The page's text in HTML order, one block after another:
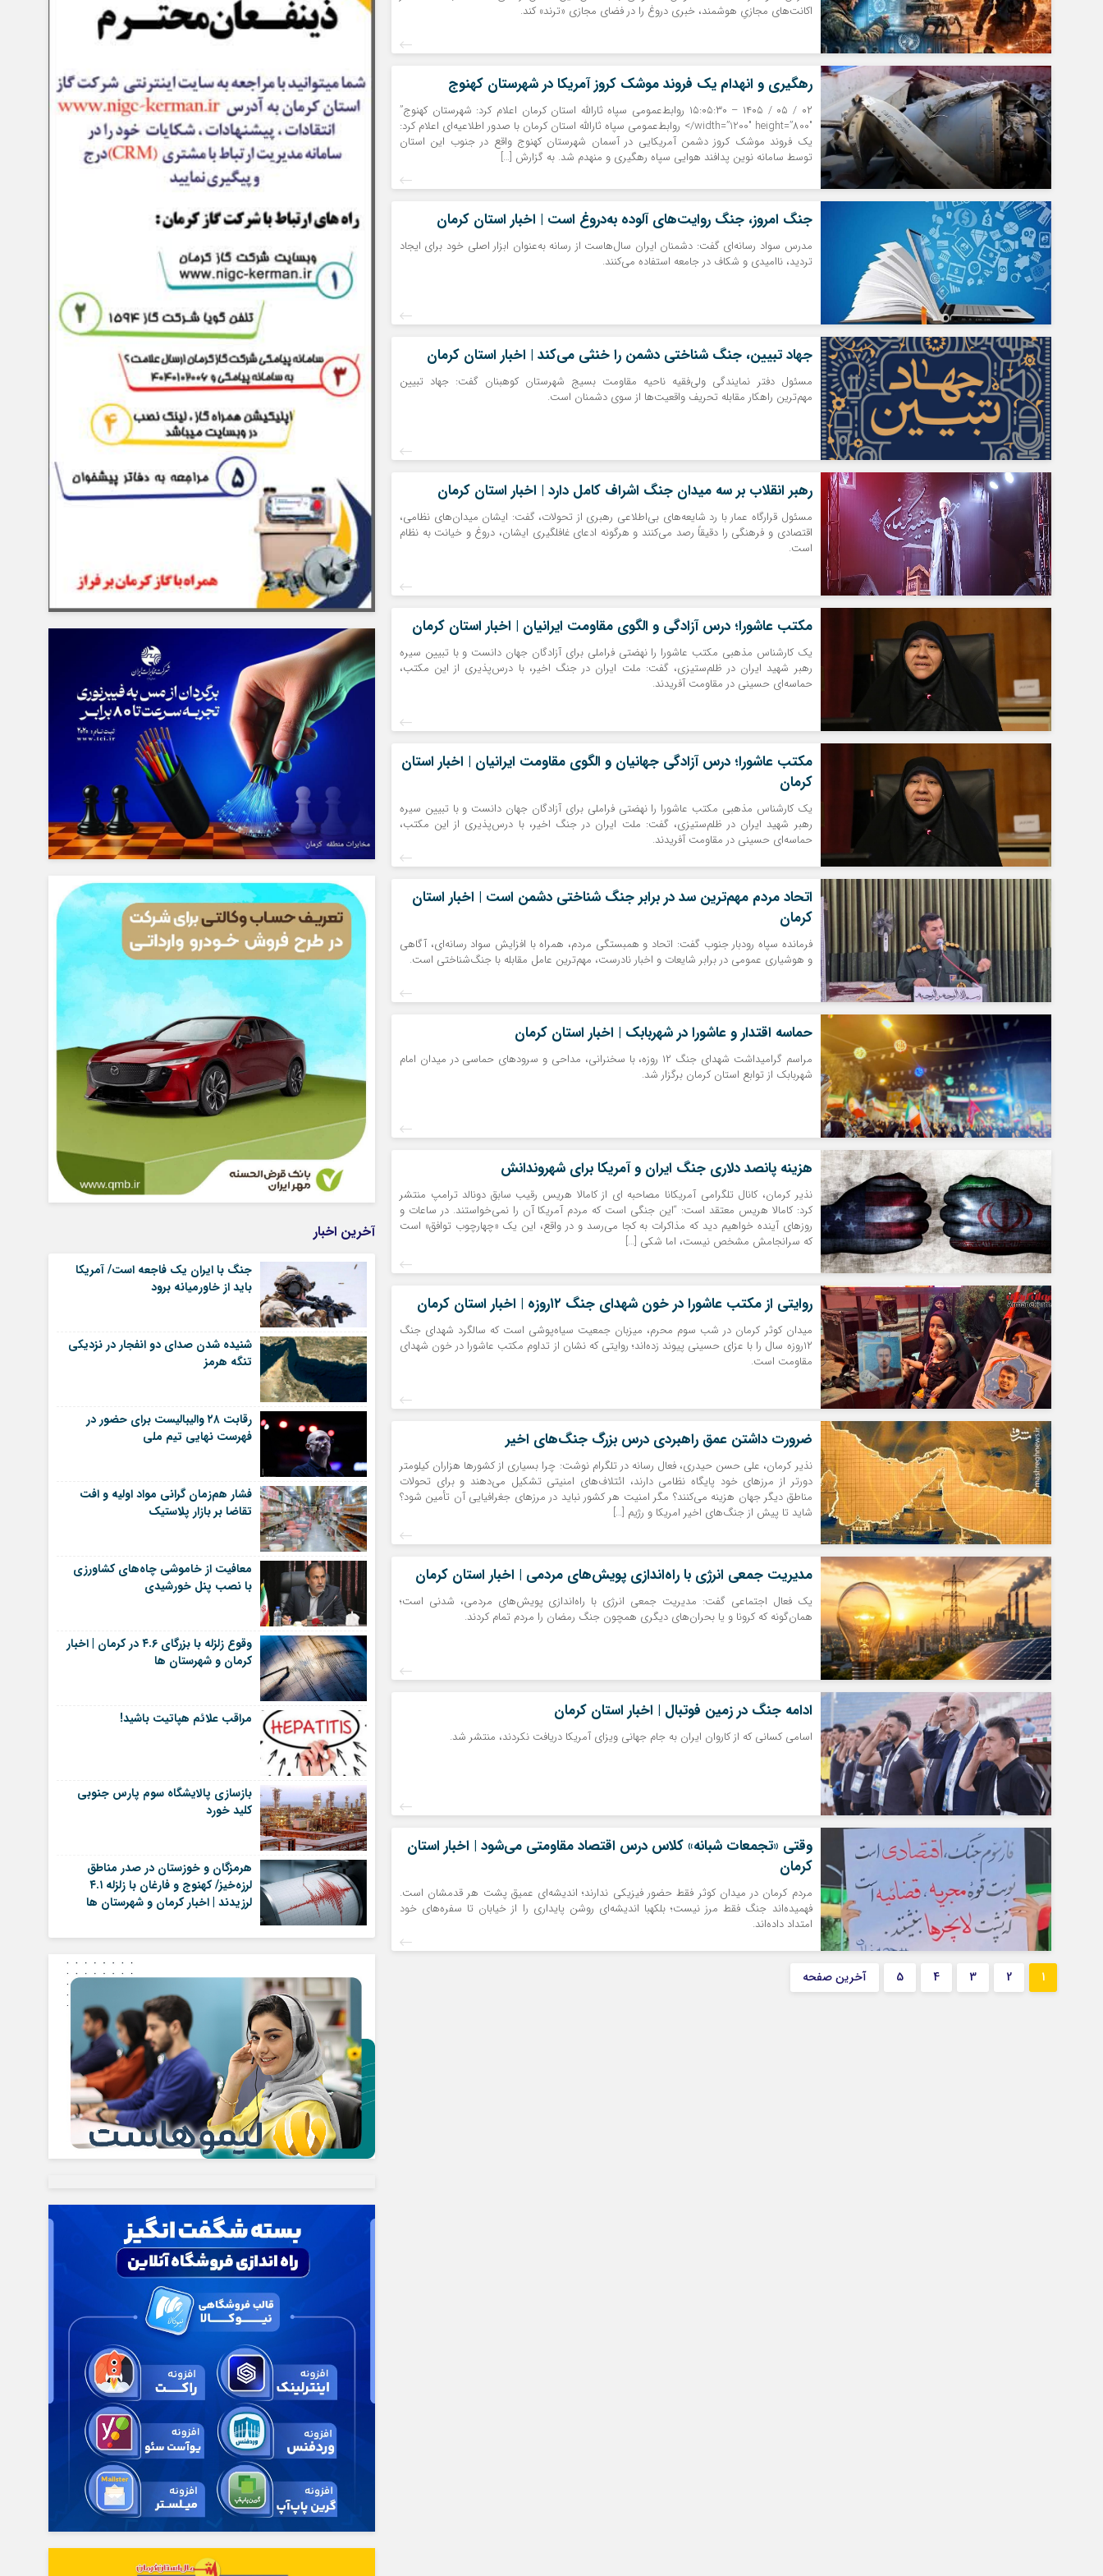
اکانت‌های مجازیِ هوشمند، خبری دروغ را در فضای مجازی «ترند» کند.
رهگیری و انهدام یک فروند موشک کروز آمریکا در شهرستان کهنوج
۰۲ / ۰۵ / ۱۴۰۵ – ۱۵:۰۵:۳۰ روابط‌عمومی سپاه ثارالله استان کرمان اعلام کرد: شهرستان کهنوج”
width=”1200″ height=”800″/> روابط‌عمومی سپاه ثارالله استان کرمان با صدور اطلاعیه‌ای اعلام کرد:
یک فروند موشک کروز دشمن آمریکایی در آسمان شهرستان کهنوج واقع در جنوب این استان
توسط سامانه نوین پدافند هوایی سپاه رهگیری و منهدم شد. به گزارش […]
جنگ امروز، جنگ روایت‌های آلوده به‌دروغ است | اخبار استان کرمان
مدرس سواد رسانه‌ای گفت: دشمنان ایران سال‌هاست از رسانه به‌عنوان ابزار اصلی خود برای ایجاد
تردید، ناامیدی و شکاف در جامعه استفاده می‌کنند.
جهاد تبیین، جنگ شناختی دشمن را خنثی می‌کند | اخبار استان کرمان
مسئول دفتر نمایندگی ولی‌فقیه ناحیه مقاومت بسیج شهرستان کوهبنان گفت: جهاد تبیین
مهم‌ترین راهکار مقابله تحریف واقعیت‌ها از سوی دشمنان است.
رهبر انقلاب بر سه میدان جنگ اشراف کامل دارد | اخبار استان کرمان
مسئول قرارگاه عمار با رد شایعه‌های بی‌اطلاعی رهبری از تحولات، گفت: ایشان میدان‌های نظامی،
اقتصادی و فرهنگی را دقیقاً رصد می‌کنند و هرگونه ادعای غافلگیری ایشان، دروغ و خیانت به نظام
است.
مکتب عاشورا؛ درس آزادگی و الگوی مقاومت ایرانیان | اخبار استان کرمان
یک کارشناس مذهبی مکتب عاشورا را نهضتی فراملی برای آزادگان جهان دانست و با تبیین سیره
رهبر شهید ایران در ظلم‌ستیزی، گفت: ملت ایران در جنگ اخیر، با درس‌پذیری از این مکتب،
حماسه‌ای حسینی در مقاومت آفریدند.
مکتب عاشورا؛ درس آزادگی جهانیان و الگوی مقاومت ایرانیان | اخبار استان
کرمان
یک کارشناس مذهبی مکتب عاشورا را نهضتی فراملی برای آزادگان جهان دانست و با تبیین سیره
رهبر شهید ایران در ظلم‌ستیزی، گفت: ملت ایران در جنگ اخیر، با درس‌پذیری از این مکتب،
حماسه‌ای حسینی در مقاومت آفریدند.
اتحاد مردم مهم‌ترین سد در برابر جنگ شناختی دشمن است | اخبار استان
کرمان
فرمانده سپاه رودبار جنوب گفت: اتحاد و همبستگی مردم، همراه با افزایش سواد رسانه‌ای، آگاهی
و هوشیاری عمومی در برابر شایعات و اخبار نادرست، مهم‌ترین عامل مقابله با جنگ‌شناختی است.
حماسه اقتدار و عاشورا در شهربابک | اخبار استان کرمان
مراسم گرامیداشت شهدای جنگ ۱۲ روزه، با سخنرانی، مداحی و سرودهای حماسی در میدان امام
شهربابک از توابع استان کرمان برگزار شد.
هزینه پانصد دلاری جنگ ایران و آمریکا برای شهروندانش
نذیر کرمان، کانال تلگرامی آمریکانا مصاحبه ای از کامالا هریس رقیب سابق دونالد ترامپ منتشر
کرد: کامالا هریس معتقد است: “این جنگی است که مردم آمریکا آن را نمی‌خواستند. در ساعات و
روزهای آینده خواهیم دید که مذاکرات به کجا می‌رسد و در واقع، این یک «چهارچوب توافق» است
که سرانجامش مشخص نیست، اما شکی […]
روایتی از مکتب عاشورا در خون شهدای جنگ ۱۲روزه | اخبار استان کرمان
میدان کوثر کرمان در شب سوم محرم، میزبان جمعیت سیاه‌پوشی است که سالگرد شهدای جنگ
۱۲روزه سال را با عزای حسینی پیوند زده‌اند؛ روایتی که نشان از تداوم مکتب عاشورا در خون شهدای
مقاومت است.
ضرورت داشتن عمق راهبردی درس بزرگ جنگ‌های اخیر
نذیر کرمان، علی حسن حیدری، فعال رسانه در تلگرام نوشت: چرا بسیاری از کشورها هزاران کیلومتر
دورتر از مرزهای خود پایگاه نظامی دارند، ائتلاف‌های امنیتی تشکیل می‌دهند و برای تحولات
مناطق دیگر جهان هزینه می‌کنند؟ مگر امنیت هر کشور نباید در مرزهای جغرافیایی آن تأمین شود؟
شاید تا پیش از جنگ‌های اخیر امریکا و رژیم […]
مدیریت جمعی انرژی با راه‌اندازی پویش‌های مردمی | اخبار استان کرمان
یک فعال اجتماعی گفت: مدیریت جمعی انرژی با راه‌اندازی پویش‌های مردمی، شدنی است؛
همان‌گونه که کرونا و یا بحران‌های دیگری همچون جنگ رمضان را مردم تمام کردند.
ادامه جنگ در زمین فوتبال | اخبار استان کرمان
اسامی کسانی که از کاروان ایران به جام جهانی ویزای آمریکا دریافت نکردند، منتشر شد.
وقتی «تجمعات شبانه» کلاس درس اقتصاد مقاومتی می‌شود | اخبار استان
کرمان
مردم کرمان در میدان کوثر فقط حضور فیزیکی ندارند؛ اندیشه‌ای عمیق پشت هر قدمشان است.
فهمیده‌اند جنگ فقط مرز نیست؛ بلکهبا اندیشه‌ای روشن پایداری را از خیابان تا سفره‌های خود
امتداد داده‌اند.
1
2
3
4
5 آخرین صفحه
آخرین اخبار
جنگ با ایران یک فاجعه است/ آمریکا
باید از خاورمیانه برود
شنیده شدن صدای دو انفجار در نزدیکی
تنگه هرمز
رقابت ۲۸ والیبالیست برای حضور در
فهرست نهایی تیم ملی
فشار هم‌زمان گرانی مواد اولیه و افت
تقاضا بر بازار پلاستیک
معافیت از خاموشی چاه‌های کشاورزی
با نصب پنل خورشیدی
وقوع زلزله با بزرگای ۴.۶ در کرمان | اخبار
کرمان و شهرستان ها
مراقب علائم هپاتیت باشید!
بازسازی پالایشگاه سوم پارس جنوبی
کلید خورد
هرمزگان و خوزستان در صدر مناطق
لرزه‌خیز/ کهنوج و فارغان با زلزله ۴.۱
لرزیدند | اخبار کرمان و شهرستان ها